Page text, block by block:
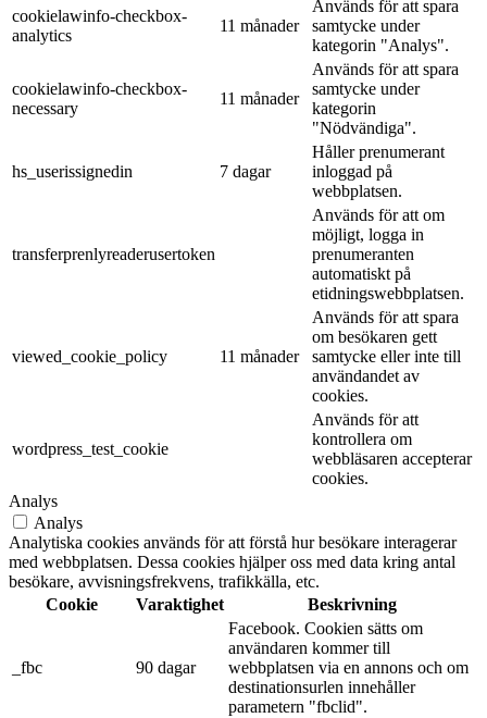
cookielawinfo-checkbox-
analytics
11 månader
Används för att spara
samtycke under
kategorin "Analys".
cookielawinfo-checkbox-
necessary
11 månader
Används för att spara
samtycke under
kategorin
"Nödvändiga".
hs_userissignedin 7 dagar
Håller prenumerant
inloggad på
webbplatsen.
transferprenlyreaderusertoken
Används för att om
möjligt, logga in
prenumeranten
automatiskt på
etidningswebbplatsen.
viewed_cookie_policy 11 månader
Används för att spara
om besökaren gett
samtycke eller inte till
användandet av
cookies.
wordpress_test_cookie
Används för att
kontrollera om
webbläsaren accepterar
cookies.
Analys
Analys
Analytiska cookies används för att förstå hur besökare interagerar
med webbplatsen. Dessa cookies hjälper oss med data kring antal
besökare, avvisningsfrekvens, trafikkälla, etc.
Cookie
Varaktighet Beskrivning
_fbc 90 dagar
Facebook. Cookien sätts om
användaren kommer till
webbplatsen via en annons och om
destinationsurlen innehåller
parametern "fbclid".